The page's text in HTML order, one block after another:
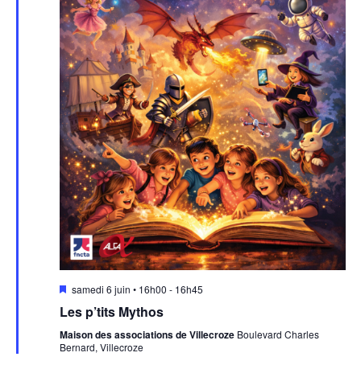
Mis
avant
samedi 6 juin • 16h00 - 16h45
Les p’tits Mythos
Maison des associations de Villecroze Boulevard Charles
Bernard, Villecroze